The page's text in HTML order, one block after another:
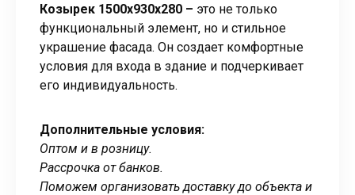
Козырек 1500x930x280 – это не только
функциональный элемент, но и стильное
украшение фасада. Он создает комфортные
условия для входа в здание и подчеркивает
его индивидуальность.
Дополнительные условия:
Оптом и в розницу.
Рассрочка от банков.
Поможем организовать доставку до объекта и